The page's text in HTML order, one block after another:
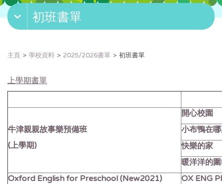
v
g
初班書單
主頁 學校資料 2025/2026書單 初班書單
上學期書單
牛津親親故事樂預備班
(上學期)
開心校園
小布鴨在
快樂的家
暖洋洋的
Oxford English for Preschool (New2021)
OX ENG